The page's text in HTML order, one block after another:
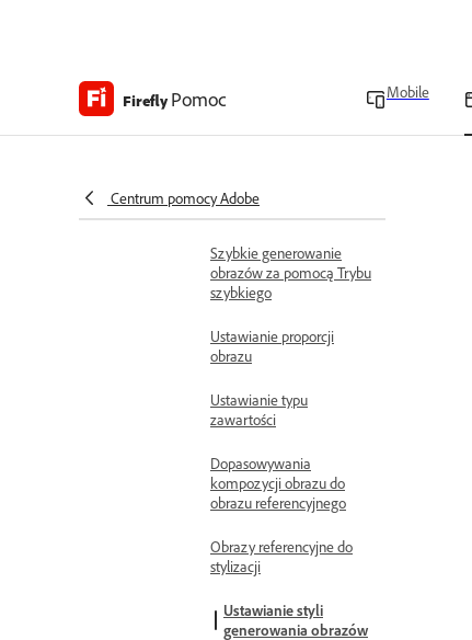
Firefly Pomoc Mobile
Centrum pomocy AdobeUlepszanie poleceń do
generowania obrazów
Szybkie generowanie
obrazów za pomocą Trybu
szybkiego
Ustawianie proporcji
obrazu
Ustawianie typu
zawartości
Dopasowywania
kompozycji obrazu do
obrazu referencyjnego
Obrazy referencyjne do
stylizacji
Ustawianie styli
generowania obrazów